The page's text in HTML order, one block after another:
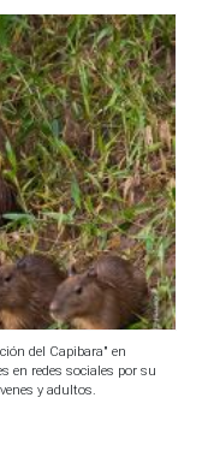
del Capibara" en
en redes sociales por su
y adultos.